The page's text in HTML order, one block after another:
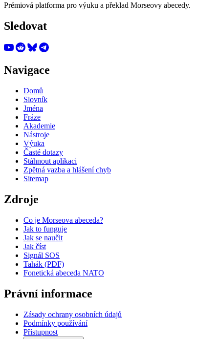
Prémiová platforma pro výuku a překlad Morseovy abecedy.
Sledovat
Navigace
Domů
Slovník
Jména
Fráze
Akademie
Nástroje
Výuka
Časté dotazy
Stáhnout aplikaci
Zpětná vazba a hlášení chyb
Sitemap
Zdroje
Co je Morseova abeceda?
Jak to funguje
Jak se naučit
Jak číst
Signál SOS
Tahák (PDF)
Fonetická abeceda NATO
Právní informace
Zásady ochrany osobních údajů
Podmínky používání
Přístupnost